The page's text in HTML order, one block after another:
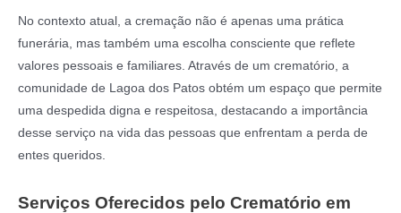
No contexto atual, a cremação não é apenas uma prática
funerária, mas também uma escolha consciente que reflete
valores pessoais e familiares. Através de um crematório, a
comunidade de Lagoa dos Patos obtém um espaço que permite
uma despedida digna e respeitosa, destacando a importância
desse serviço na vida das pessoas que enfrentam a perda de
entes queridos.
Serviços Oferecidos pelo Crematório em